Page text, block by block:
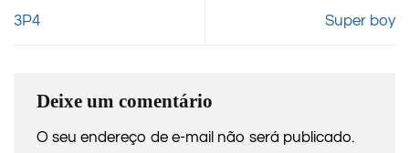
3P4 Super boy
Deixe um comentário
O seu endereço de e-mail não será publicado.